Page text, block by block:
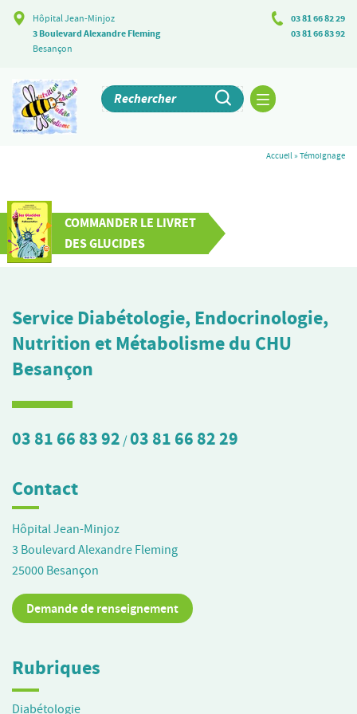
Hôpital Jean-Minjoz
3 Boulevard Alexandre Fleming
Besançon
03 81 66 82 29
03 81 66 83 92
Accueil»Témoignage
COMMANDER LE LIVRET
DES GLUCIDES
Service Diabétologie, Endocrinologie,
Nutrition et Métabolisme du CHU
Besançon
03 81 66 83 92 /03 81 66 82 29
Contact
Hôpital Jean-Minjoz
3 Boulevard Alexandre Fleming
25000 Besançon
Demande de renseignement
Rubriques
Diabétologie